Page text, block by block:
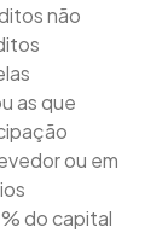
não
as que
ou em
do capital